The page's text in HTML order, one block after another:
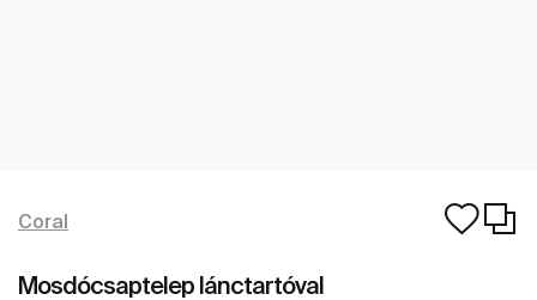
Coral
Mosdócsaptelep lánctartóval